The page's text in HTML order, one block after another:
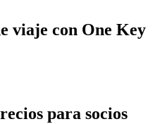
viaje con One Key
para socios